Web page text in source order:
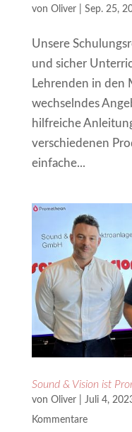
von Oliver| Sep. 25,
Unsere
und sicher
Lehrenden in den
wechselndes
hilfreiche
verschiedenen
einfache...
Sound & Vision ist
von Oliver| Juli 4,
Kommentare